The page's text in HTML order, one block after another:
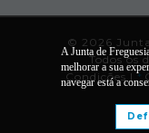
© 2026
Todos os
Condições |*
A Junta de
melhorar a sua
navegar está a